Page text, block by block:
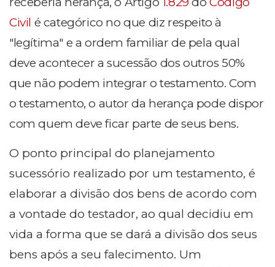
Civil é categórico no que diz respeito à
"legítima" e a ordem familiar de pela qual
deve acontecer a sucessão dos outros 50%
que não podem integrar o testamento. Com
o testamento, o autor da herança pode dispor
com quem deve ficar parte de seus bens.
O ponto principal do planejamento
sucessório realizado por um testamento, é
elaborar a divisão dos bens de acordo com
a vontade do testador, ao qual decidiu em
vida a forma que se dará a divisão dos seus
bens após a seu falecimento. Um